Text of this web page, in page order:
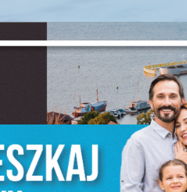
Szanujemy Twoją
je wszystkie. W
Niezbędne
Niezbędne pliki cookies
umożliwiają Ci
Pliki cookies
dostosowania Twoich
formularzy. Dzięki plikom